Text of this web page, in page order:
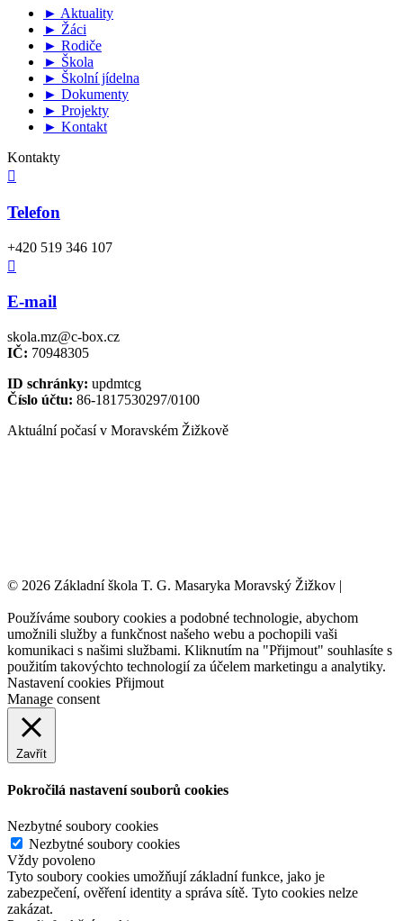
► Aktuality
► Žáci
► Rodiče
► Škola
► Školní jídelna
► Dokumenty
► Projekty
► Kontakt
Kontakty

Telefon
+420 519 346 107

E-mail
skola.mz@c-box.cz
IČ: 70948305
ID schránky: updmtcg
Číslo účtu: 86-1817530297/0100
Aktuální počasí v Moravském Žižkově
© 2026 Základní škola T. G. Masaryka Moravský Žižkov |
Používáme soubory cookies a podobné technologie, abychom
umožnili služby a funkčnost našeho webu a pochopili vaši
komunikaci s našimi službami. Kliknutím na "Přijmout" souhlasíte s
použitím takovýchto technologií za účelem marketingu a analytiky.
Nastavení cookies Přijmout
Manage consent
Zavřít
Pokročilá nastavení souborů cookies
Nezbytné soubory cookies
Nezbytné soubory cookies
Vždy povoleno
Tyto soubory cookies umožňují základní funkce, jako je
zabezpečení, ověření identity a správa sítě. Tyto cookies nelze
zakázat.